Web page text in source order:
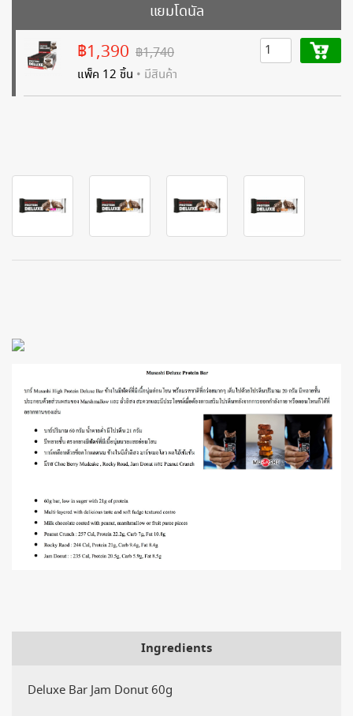
แยมโดนัล
฿1,390 ฿1,740
แพ็ค 12 ชิ้น • มีสินค้า
Ingredients
Deluxe Bar Jam Donut 60g